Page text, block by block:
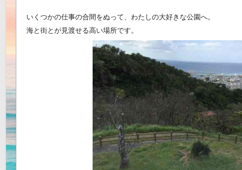
いくつかの仕事の合間をぬって、わたしの大好きな公園へ。
海と街とが見渡せる高い場所です。